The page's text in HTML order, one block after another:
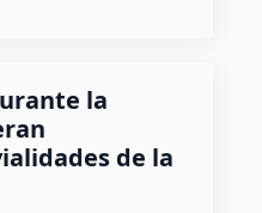
la
de la